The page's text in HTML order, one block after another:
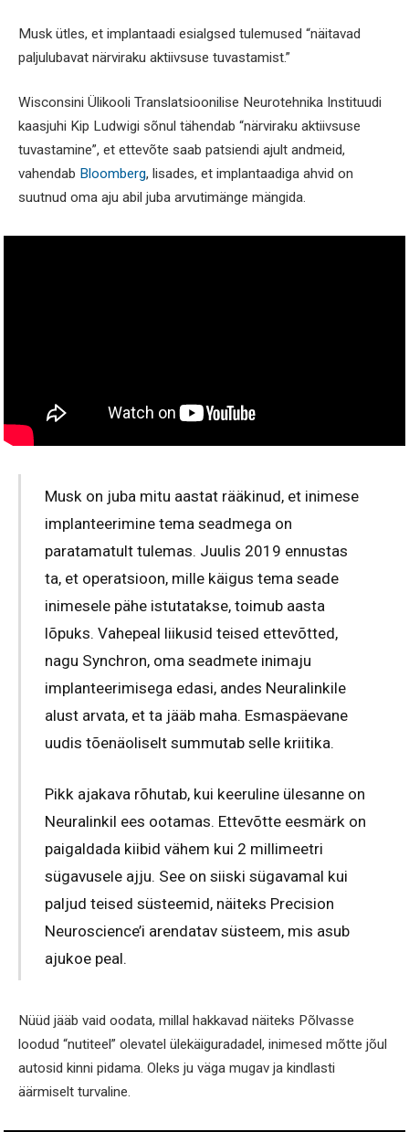
Musk ütles, et implantaadi esialgsed tulemused “näitavad
paljulubavat närviraku aktiivsuse tuvastamist.”
Wisconsini Ülikooli Translatsioonilise Neurotehnika Instituudi
kaasjuhi Kip Ludwigi sõnul tähendab “närviraku aktiivsuse
tuvastamine”, et ettevõte saab patsiendi ajult andmeid,
vahendab Bloomberg, lisades, et implantaadiga ahvid on
suutnud oma aju abil juba arvutimänge mängida.
Musk on juba mitu aastat rääkinud, et inimese
implanteerimine tema seadmega on
paratamatult tulemas. Juulis 2019 ennustas
ta, et operatsioon, mille käigus tema seade
inimesele pähe istutatakse, toimub aasta
lõpuks. Vahepeal liikusid teised ettevõtted,
nagu Synchron, oma seadmete inimaju
implanteerimisega edasi, andes Neuralinkile
alust arvata, et ta jääb maha. Esmaspäevane
uudis tõenäoliselt summutab selle kriitika.
Pikk ajakava rõhutab, kui keeruline ülesanne on
Neuralinkil ees ootamas. Ettevõtte eesmärk on
paigaldada kiibid vähem kui 2 millimeetri
sügavusele ajju. See on siiski sügavamal kui
paljud teised süsteemid, näiteks Precision
Neuroscience’i arendatav süsteem, mis asub
ajukoe peal.
Nüüd jääb vaid oodata, millal hakkavad näiteks Põlvasse
loodud “nutiteel” olevatel ülekäiguradadel, inimesed mõtte jõul
autosid kinni pidama. Oleks ju väga mugav ja kindlasti
äärmiselt turvaline.